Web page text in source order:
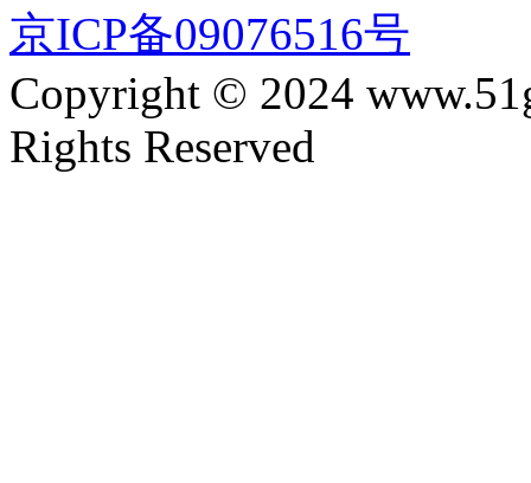
京ICP备09076516号
Copyright © 2024
Rights Reserved